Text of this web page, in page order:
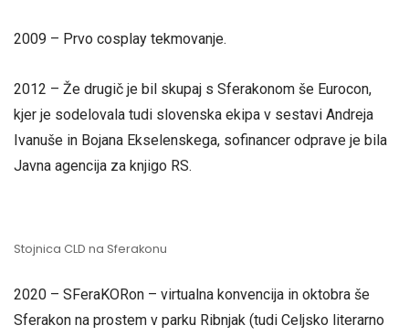
2009 – Prvo cosplay tekmovanje.
2012 – Že drugič je bil skupaj s Sferakonom še Eurocon,
kjer je sodelovala tudi slovenska ekipa v sestavi Andreja
Ivanuše in Bojana Ekselenskega, sofinancer odprave je bila
Javna agencija za knjigo RS.
Stojnica CLD na Sferakonu
2020 – SFeraKORon – virtualna konvencija in oktobra še
Sferakon na prostem v parku Ribnjak (tudi Celjsko literarno